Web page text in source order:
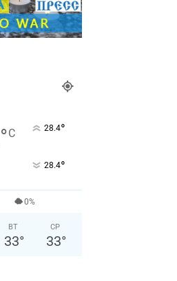
°C 28.4°
28.4°
0%
ВТ
33°
СР
33°